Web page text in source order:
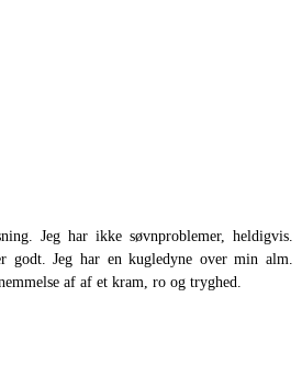
Jeg har ikke søvnproblemer, heldigvis.
godt. Jeg har en kugledyne over min alm.
af af et kram, ro og tryghed.